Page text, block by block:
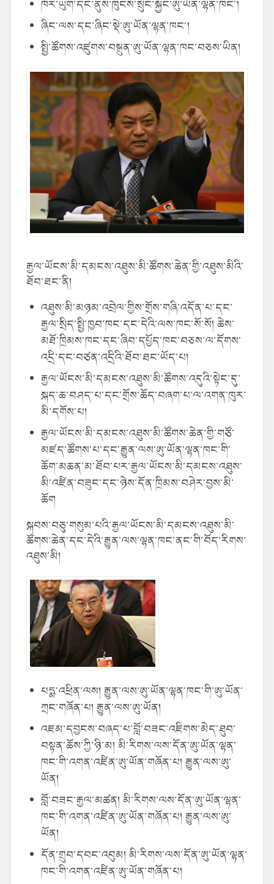
ཁོར་ཡུག་དང་ནུས་ཁུངས་སྲུང་སྐྱོང་ཨུ་ཡོན་ལྷན་ཁང་།
ཞིང་ལས་དང་ཞིང་སྡེ་ཨུ་ཡོན་ལྷན་ཁང་།
སྤྱི་ཚོགས་འཛུགས་བསྐྲུན་ཨུ་ཡོན་ལྷན་ཁང་བཅས་ཡིན།
རྒྱལ་ཡོངས་མི་དམངས་འཐུས་མི་ཚོགས་ཆེན་གྱི་འཐུས་མིའི་
ཐོབ་ཐང་ནི།
འཐུས་མི་མཉམ་འབྲེལ་གྱིས་གྲོས་གཞི་འདོན་པ་དང་
རྒྱལ་སྲིད་སྤྱི་ཁྱབ་ཁང་དང་དེའི་ལས་ཁང་སོ་སོ། ཆེས་
མཐོ་ཁྲིམས་ཁང་དང་ཞིབ་དཔྱོད་ཁང་བཅས་ལ་དོགས་
འདྲི་དང་བཙན་འདྲིའི་ཐོབ་ཐང་ཡོད་པ།
རྒྱལ་ཡོངས་མི་དམངས་འཐུས་མི་ཚོགས་འདུའི་སྟེང་དུ་
སྐད་ཆ་བཤད་པ་དང་གྲོས་ཆོད་བཞག་པ་ལ་འགན་ཁུར་
མི་དགོས་པ།
རྒྱལ་ཡོངས་མི་དམངས་འཐུས་མི་ཚོགས་ཆེན་གྱི་གཙོ་
མཛད་ཚོགས་པ་དང་རྒྱུན་ལས་ཨུ་ཡོན་ལྷན་ཁང་གི་
ཆོག་མཆན་མ་ཐོབ་པར་རྒྱལ་ཡོངས་མི་དམངས་འཐུས་
མི་འཛིན་བཟུང་དང་ཉེས་དོན་ཁྲིམས་བཤེར་བྱས་མི་
ཆོག
སྐབས་བཅུ་གསུམ་པའི་རྒྱལ་ཡོངས་མི་དམངས་འཐུས་མི་
ཚོགས་ཆེན་དང་དེའི་རྒྱུན་ལས་ལྷན་ཁང་ནང་གི་བོད་རིགས་
འཐུས་མི།
པདྨ་འཕྲིན་ལས། རྒྱུན་ལས་ཨུ་ཡོན་ལྷན་ཁང་གི་ཨུ་ཡོན་
ཀྲང་གཞོན་པ། རྒྱུན་ལས་ཨུ་ཡོན།
འཇམ་དབྱངས་བཞད་པ་བློ་བཟང་འཇིགས་མེད་ཐུབ་
བསྟན་ཆོས་ཀྱི་ཉི་མ། མི་རིགས་ལས་དོན་ཨུ་ཡོན་ལྷན་
ཁང་གི་འགན་འཛིན་ཨུ་ཡོན་གཞོན་པ། རྒྱུན་ལས་ཨུ་
ཡོན།
བློ་བཟང་རྒྱལ་མཚན། མི་རིགས་ལས་དོན་ཨུ་ཡོན་ལྷན་
ཁང་གི་འགན་འཛིན་ཨུ་ཡོན་གཞོན་པ། རྒྱུན་ལས་ཨུ་
ཡོན།
དོན་གྲུབ་དབང་འབུམ། མི་རིགས་ལས་དོན་ཨུ་ཡོན་ལྷན་
ཁང་གི་འགན་འཛིན་ཨུ་ཡོན་གཞོན་པ།